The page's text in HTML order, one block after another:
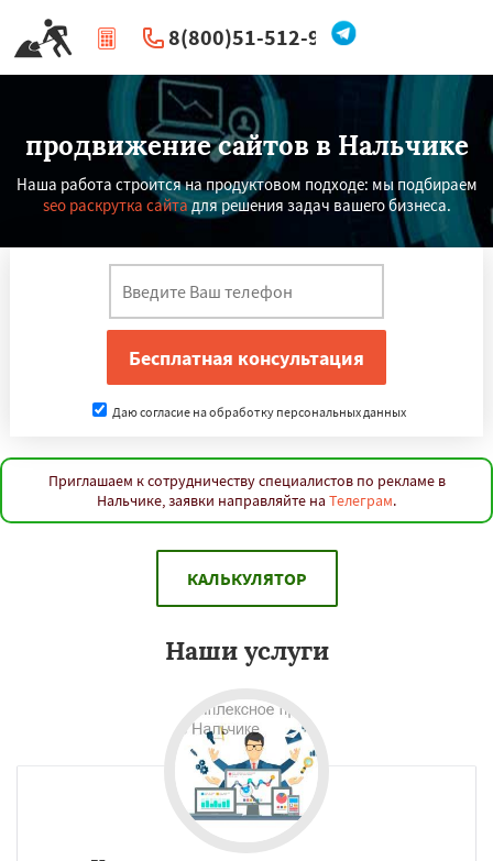
8(800)51-512-96
| Перезвоните мне
продвижение сайтов в Нальчике
Наша работа строится на продуктовом подходе: мы подбираем
seo раскрутка сайтадля решения задач вашего бизнеса.
Даю согласие на обработку персональных данных
Приглашаем к сотрудничеству специалистов по рекламе в
Нальчике, заявки направляйте на Телеграм.
КАЛЬКУЛЯТОР
Наши услуги